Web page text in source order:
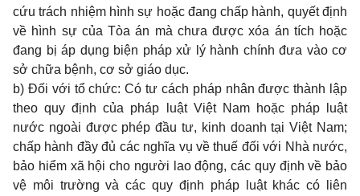
cứu trách nhiệm hình sự hoặc đang chấp hành, quyết định
về hình sự của Tòa án mà chưa được xóa án tích hoặc
đang bị áp dụng biện pháp xử lý hành chính đưa vào cơ
sở chữa bệnh, cơ sở giáo dục.
b) Đối với tổ chức: Có tư cách pháp nhân được thành lập
theo quy định của pháp luật Việt Nam hoặc pháp luật
nước ngoài được phép đầu tư, kinh doanh tại Việt Nam;
chấp hành đầy đủ các nghĩa vụ về thuế đối với Nhà nước,
bảo hiểm xã hội cho người lao động, các quy định về bảo
vệ môi trường và các quy định pháp luật khác có liên